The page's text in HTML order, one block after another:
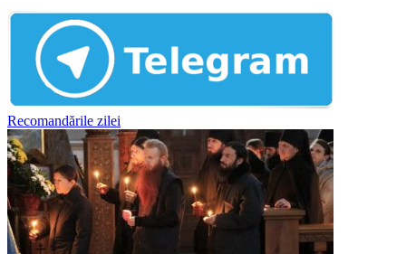
Recomandările zilei